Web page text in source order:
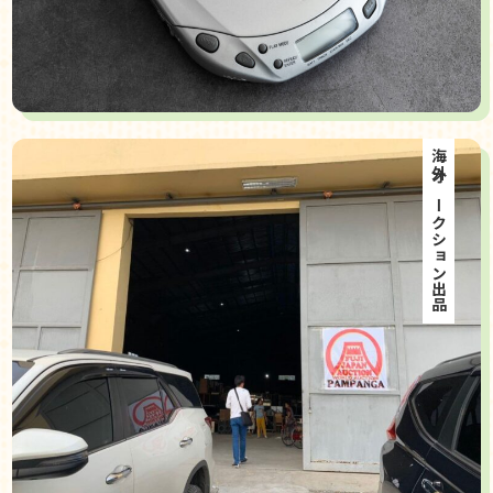
海外オークション出品